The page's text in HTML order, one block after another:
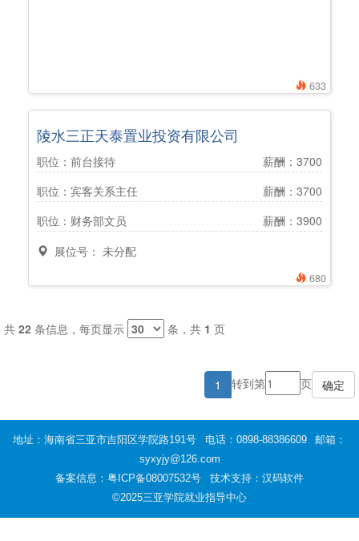
633
680
陵水三正天泰置业投资有限公司
职位：前台接待
薪酬：3700
职位：宾客关系主任
薪酬：3700
职位：财务部文员
薪酬：3900
展位号： 未分配
共 22 条信息，每页显示 条，共 1 页
1 转到第 页
地址：海南省三亚市吉阳区学院路191号 电话：0898-88386609
邮箱：
syxyjy@126.com
备案信息：粤ICP备08007532号
技术支持：汉码软件
©2025三亚学院就业指导中心